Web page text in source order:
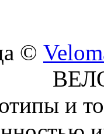
©
и